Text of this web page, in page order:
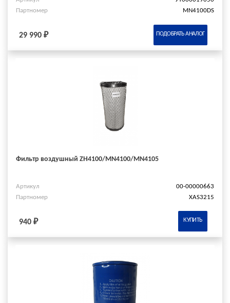
Партномер
MN4100DS
29 990 ₽ ПОДОБРАТЬ АНАЛОГ
Фильтр воздушный ZH4100/MN4100/MN4105
Артикул
00-00000663
Партномер
XAS3215
940 ₽ КУПИТЬ